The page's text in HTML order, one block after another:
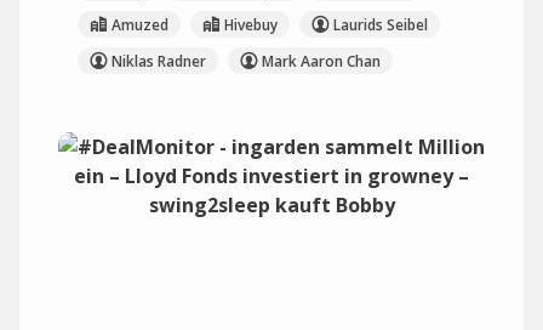
Amuzed
Hivebuy
Laurids Seibel
Niklas Radner
Mark Aaron Chan